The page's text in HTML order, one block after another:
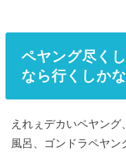
ペヤング尽く
なら行くしか
えれぇデカいペヤン
風呂、ゴンドラペヤ